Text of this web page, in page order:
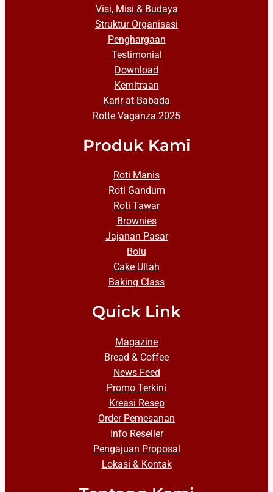
Visi, Misi & Budaya
Struktur Organisasi
Penghargaan
Testimonial
Download
Kemitraan
Karir at Babada
Rotte Vaganza 2025
Produk Kami
Roti Manis
Roti Gandum
Roti Tawar
Brownies
Jajanan Pasar
Bolu
Cake Ultah
Baking Class
Quick Link
Magazine
Bread & Coffee
News Feed
Promo Terkini
Kreasi Resep
Order Pemesanan
Info Reseller
Pengajuan Proposal
Lokasi & Kontak